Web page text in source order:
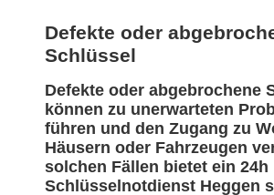
Defekte oder
Schlüssel
Defekte oder abgebrochene
können zu unerwarteten
führen und den Zugang zu
Häusern oder Fahrzeugen
solchen Fällen bietet ein 24h
Schlüsselnotdienst Heggen